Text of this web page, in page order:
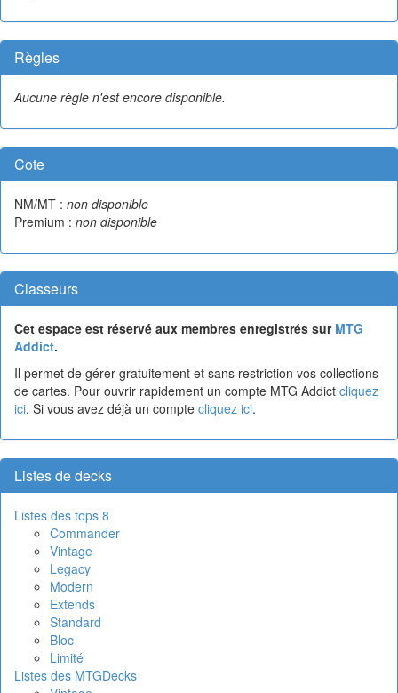
Règles
Aucune règle n'est encore disponible.
Cote
NM/MT : non disponible
Premium : non disponible
Classeurs
Cet espace est réservé aux membres enregistrés sur MTG
Addict.
Il permet de gérer gratuitement et sans restriction vos collections
de cartes. Pour ouvrir rapidement un compte MTG Addict cliquez
ici. Si vous avez déjà un compte cliquez ici.
Listes de decks
Listes des tops 8
Commander
Vintage
Legacy
Modern
Extends
Standard
Bloc
Limité
Listes des MTGDecks